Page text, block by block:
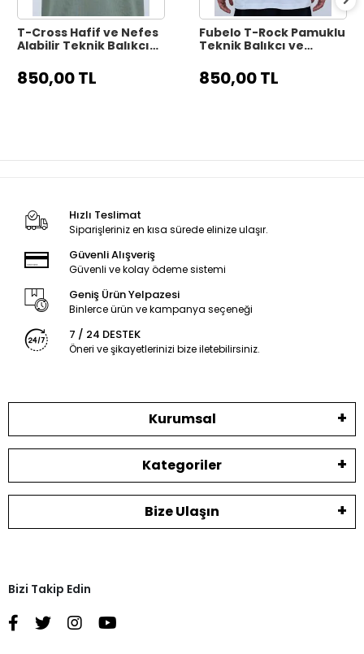
T-Cross Hafif ve Nefes
Alabilir Teknik Balıkçı
850,00 TL
Fubelo T-Rock Pamuklu
Teknik Balıkçı ve
Beyaz
850,00 TL
Hızlı Teslimat
Siparişleriniz en kısa sürede elinize ulaşır.
Güvenli Alışveriş
Güvenli ve kolay ödeme sistemi
Geniş Ürün Yelpazesi
Binlerce ürün ve kampanya seçeneği
7 / 24 DESTEK
Öneri ve şikayetlerinizi bize iletebilirsiniz.
Kurumsal
Kategoriler
Bize Ulaşın
Bizi Takip Edin